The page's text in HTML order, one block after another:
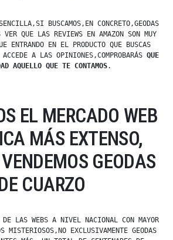
BUSCAMOS,EN CONCRETO,GEODAS
VER QUE LAS REVIEWS EN AMAZON SON MUY
ENTRANDO EN EL PRODUCTO QUE BUSCAS
A LAS OPINIONES,COMPROBARÁS QUE
AQUELLO QUE TE CONTAMOS.
EL MERCADO WEB
MÁS EXTENSO,
GEODAS
CUARZO
DE LAS WEBS A NIVEL NACIONAL CON MAYOR
MISTERIOSOS,NO EXCLUSIVAMENTE GEODAS